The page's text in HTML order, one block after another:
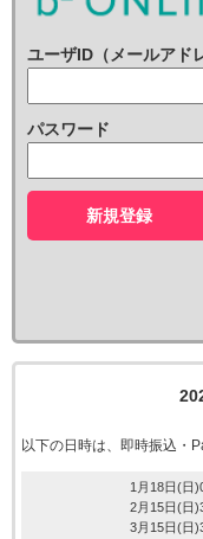
ユーザID（メールアド
パスワード
新規登録
以下の日時は、即時振込・
1月18日(日
2月15日(日
3月15日(日